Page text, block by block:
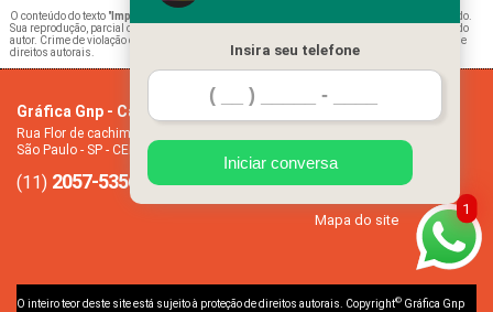
O conteúdo do texto "Impressão de Diário Escolar Jardim Iguatemi
" é de direito reservado.
Sua reprodução, parcial ou total, mesmo citando nossos links, é proibida sem a autorização do
autor. Crime de violação de direito autoral – artigo 184 do Código Penal –
Lei 9610/98 - Lei de
direitos autorais
Gráfica Gnp - Cartão de visita
Rua Flor de cachimbo, 274 - Jardim Santana
São Paulo - SP - CEP: 08050-040
(11) 2057-5356 (11)94612-2445
Missão
Mapa do site
O inteiro teor deste site está sujeito à proteção de direitos autorais. Copyright© Gráfica Gnp
1
Insira seu telefone
Iniciar conversa